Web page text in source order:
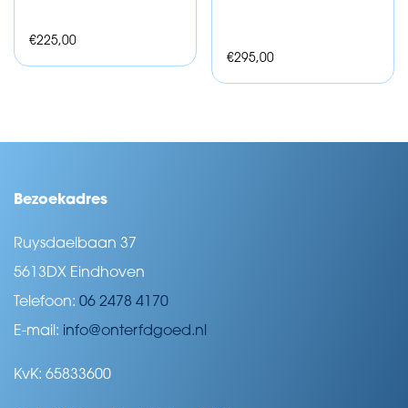
€225,00
€295,00
Bezoekadres
Ruysdaelbaan 37
5613DX Eindhoven
Telefoon: 06 2478 4170
E-mail: info@onterfdgoed.nl
KvK: 65833600